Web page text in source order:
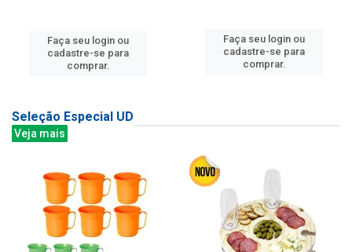
Faça seu login ou
cadastre-se para
comprar.
Faça seu login ou
cadastre-se para
comprar.
Seleção Especial UD
Veja mais